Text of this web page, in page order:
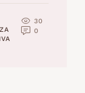
30
0